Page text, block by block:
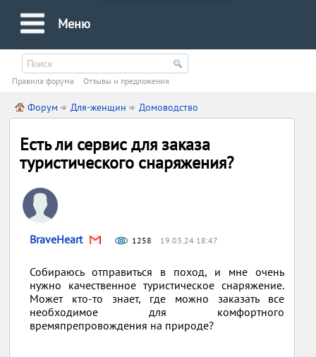
Меню
Правила форума Oтзывы и предложения
Форум Для-женщин Домоводство
Есть ли сервис для заказа
туристического снаряжения?
BraveHeart 1258 19.03.24 18:47
Собираюсь отправиться в поход, и мне очень
нужно качественное туристическое снаряжение.
Может кто-то знает, где можно заказать все
необходимое для комфортного
времяпрепровождения на природе?